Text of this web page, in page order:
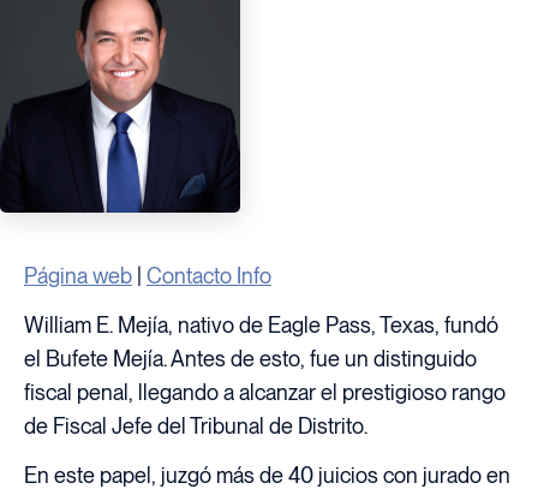
Página web | Contacto Info
William E. Mejía, nativo de Eagle Pass, Texas, fundó
el Bufete Mejía. Antes de esto, fue un distinguido
fiscal penal, llegando a alcanzar el prestigioso rango
de Fiscal Jefe del Tribunal de Distrito.
En este papel, juzgó más de 40 juicios con jurado en